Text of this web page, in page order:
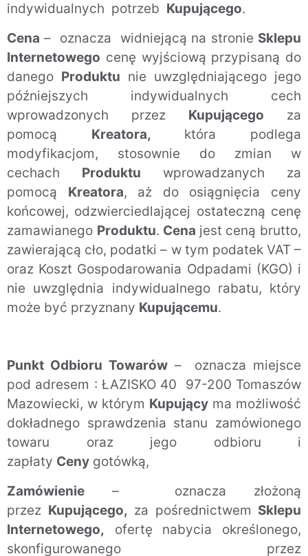
indywidualnych potrzeb Kupującego.
Cena – oznacza widniejącą na stronie Sklepu
Internetowego cenę wyjściową przypisaną do
danego Produktu nie uwzględniającego jego
późniejszych indywidualnych cech
wprowadzonych przez Kupującego za
pomocą Kreatora, która podlega
modyfikacjom, stosownie do zmian w
cechach Produktu wprowadzanych za
pomocą Kreatora, aż do osiągnięcia ceny
końcowej, odzwierciedlającej ostateczną cenę
zamawianego Produktu. Cena jest ceną brutto,
zawierającą cło, podatki – w tym podatek VAT –
oraz Koszt Gospodarowania Odpadami (KGO) i
nie uwzględnia indywidualnego rabatu, który
może być przyznany Kupującemu.
Punkt Odbioru Towarów– oznacza miejsce
pod adresem : ŁAZISKO 40 97-200 Tomaszów
Mazowiecki, w którym Kupujący ma możliwość
dokładnego sprawdzenia stanu zamówionego
towaru oraz jego odbioru i
zapłaty Ceny gotówką,
Zamówienie – oznacza złożoną
przez Kupującego, za pośrednictwem Sklepu
Internetowego, ofertę nabycia określonego,
skonfigurowanego przez